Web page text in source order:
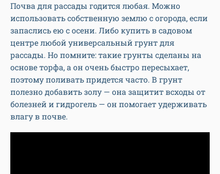
Почва для рассады годится любая. Можно
использовать собственную землю с огорода, если
запаслись ею с осени. Либо купить в садовом
центре любой универсальный грунт для
рассады. Но помните: такие грунты сделаны на
основе торфа, а он очень быстро пересыхает,
поэтому поливать придется часто. В грунт
полезно добавить золу — она защитит всходы от
болезней и гидрогель — он помогает удерживать
влагу в почве.